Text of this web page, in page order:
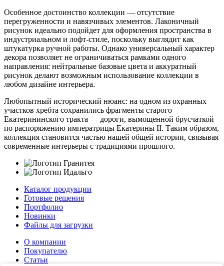
Особенное достоинство коллекции — отсутствие
перегруженности и навязчивых элементов. Лаконичный
рисунок идеально подойдет для оформления пространства в
индустриальном и лофт-стиле, поскольку выглядит как
штукатурка ручной работы. Однако универсальный характер
декора позволяет не ограничиваться рамками одного
направления: нейтральные базовые цвета и аккуратный
рисунок делают возможным использование коллекции в
любом дизайне интерьера.
Любопытный исторический нюанс: на одном из охранных
участков хребта сохранились фрагменты старого
Екатерининского тракта — дороги, вымощенной брусчаткой
по распоряжению императрицы Екатерины II. Таким образом,
коллекция становится частью нашей общей истории, связывая
современные интерьеры с традициями прошлого.
Каталог продукции
Готовые решения
Портфолио
Новинки
Файлы для загрузки
О компании
Покупателю
Статьи